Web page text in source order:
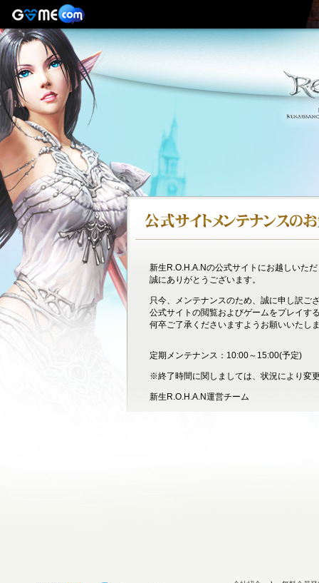
新生R.O.H.A.Nの公式サイトにお越しいた
誠にありがとうございます。
只今、メンテナンスのため、誠に申し訳ご
公式サイトの閲覧およびゲームをプレイす
何卒ご了承くださいますようお願いいたし
定期メンテナンス：10:00～15:00(予定)
※終了時間に関しましては、状況により変
新生R.O.H.A.N運営チーム